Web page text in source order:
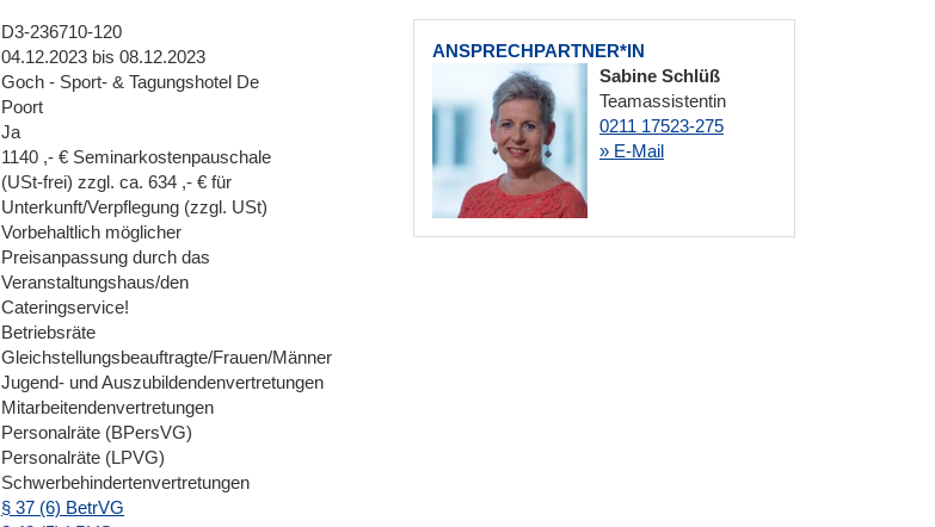
ANSPRECHPARTNER*IN
Sabine Schlüß
Teamassistentin
0211 17523-275
» E-Mail
D3-236710-120
04.12.2023 bis 08.12.2023
Goch - Sport- & Tagungshotel De
Poort
Ja
1140 ,- € Seminarkostenpauschale
(USt-frei) zzgl. ca. 634 ,- € für
Unterkunft/Verpflegung (zzgl. USt)
Vorbehaltlich möglicher
Preisanpassung durch das
Veranstaltungshaus/den
Cateringservice!
Betriebsräte
Gleichstellungsbeauftragte/Frauen/Männer
Jugend- und Auszubildendenvertretungen
Mitarbeitendenvertretungen
Personalräte (BPersVG)
Personalräte (LPVG)
Schwerbehindertenvertretungen
§ 37 (6) BetrVG